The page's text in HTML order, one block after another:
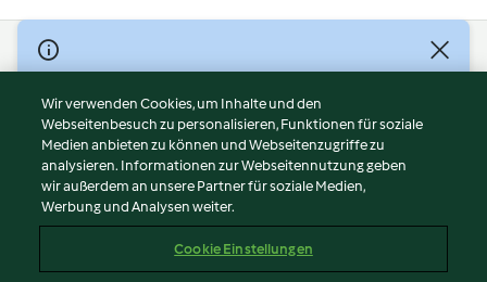
© Copyright 2026
Nutzungsbedingungen
Datenschutzrichtlinien
Disclaimer
Impressum
Cookies
Abo kündigen
Wir verwenden Cookies, um Inhalte und den
Webseitenbesuch zu personalisieren, Funktionen für soziale
Medien anbieten zu können und Webseitenzugriffe zu
analysieren. Informationen zur Webseitennutzung geben
wir außerdem an unsere Partner für soziale Medien,
Werbung und Analysen weiter.
Cookie Einstellungen